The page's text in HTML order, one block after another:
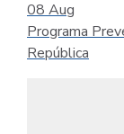
08 Aug
Programa
República